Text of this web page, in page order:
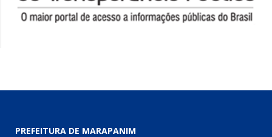
PREFEITURA DE MARAPANIM